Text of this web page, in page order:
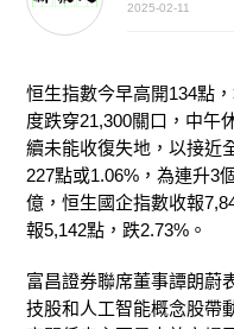
2025-02-11
恒生指數今早高開134點
度跌穿21,300關口，中午
續未能收復失地，以接近
227點或1.06%，為連升3
億，恒生國企指數收報
報5,142點，跌2.73%。
富昌證券聯席董事譚朗蔚
技股和人工智能概念股帶